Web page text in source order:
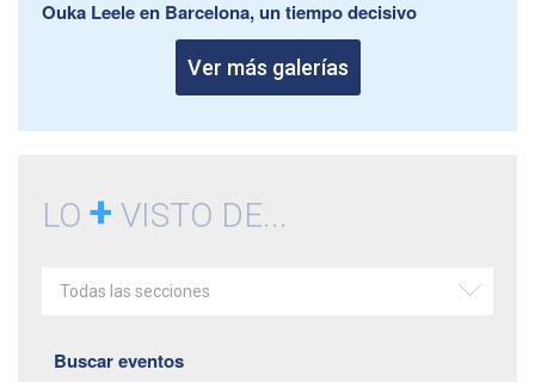
Ouka Leele en Barcelona, un tiempo decisivo
Ver más galerías
LO + VISTO DE...
Todas las secciones
Buscar eventos